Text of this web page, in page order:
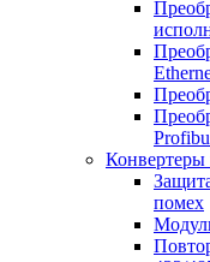
Конвертеры
помех